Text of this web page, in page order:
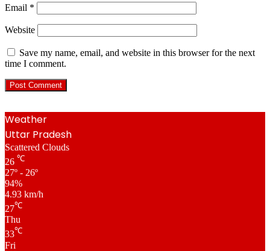
Email *
Website
Save my name, email, and website in this browser for the next
time I comment.
Weather
Uttar Pradesh
Scattered Clouds
26 ℃
27º - 26º
94%
4.93 km/h
27℃
Thu
33℃
Fri